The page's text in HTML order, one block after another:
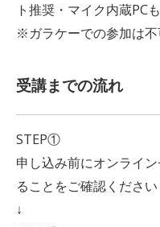
ト推奨・マイク内蔵PCも
※ガラケーでの参加は不
受講までの流れ
STEP①
申し込み前にオンライ
ることをご確認ください
↓